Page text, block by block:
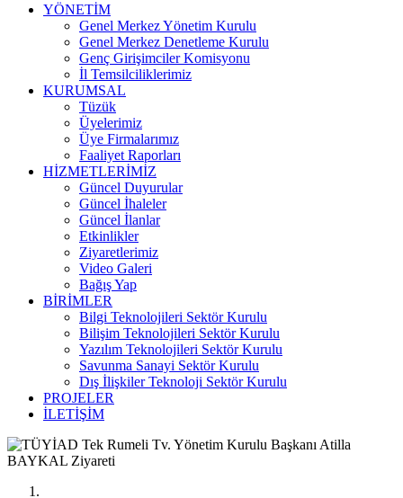
YÖNETİM
Genel Merkez Yönetim Kurulu
Genel Merkez Denetleme Kurulu
Genç Girişimciler Komisyonu
İl Temsilciliklerimiz
KURUMSAL
Tüzük
Üyelerimiz
Üye Firmalarımız
Faaliyet Raporları
HİZMETLERİMİZ
Güncel Duyurular
Güncel İhaleler
Güncel İlanlar
Etkinlikler
Ziyaretlerimiz
Video Galeri
Bağış Yap
BİRİMLER
Bilgi Teknolojileri Sektör Kurulu
Bilişim Teknolojileri Sektör Kurulu
Yazılım Teknolojileri Sektör Kurulu
Savunma Sanayi Sektör Kurulu
Dış İlişkiler Teknoloji Sektör Kurulu
PROJELER
İLETİŞİM